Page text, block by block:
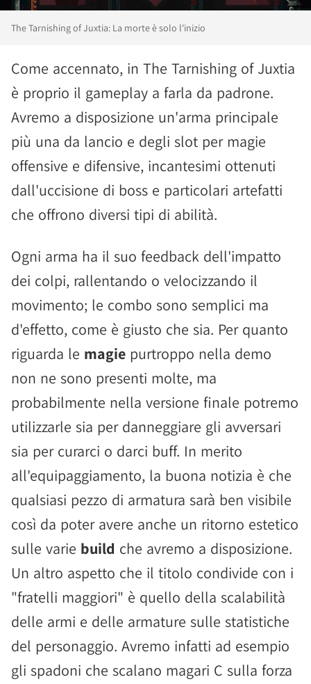
The Tarnishing of Juxtia: La morte è solo l'inizio
Come accennato, in The Tarnishing of Juxtia
è proprio il gameplay a farla da padrone.
Avremo a disposizione un'arma principale
più una da lancio e degli slot per magie
offensive e difensive, incantesimi ottenuti
dall'uccisione di boss e particolari artefatti
che offrono diversi tipi di abilità.
Ogni arma ha il suo feedback dell'impatto
dei colpi, rallentando o velocizzando il
movimento; le combo sono semplici ma
d'effetto, come è giusto che sia. Per quanto
riguarda le magie purtroppo nella demo
non ne sono presenti molte, ma
probabilmente nella versione finale potremo
utilizzarle sia per danneggiare gli avversari
sia per curarci o darci buff. In merito
all'equipaggiamento, la buona notizia è che
qualsiasi pezzo di armatura sarà ben visibile
così da poter avere anche un ritorno estetico
sulle varie build che avremo a disposizione.
Un altro aspetto che il titolo condivide con i
"fratelli maggiori" è quello della scalabilità
delle armi e delle armature sulle statistiche
del personaggio. Avremo infatti ad esempio
gli spadoni che scalano magari C sulla forza